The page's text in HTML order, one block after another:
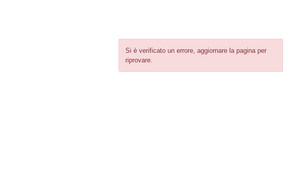
Si è verificato un errore, aggiornare la pagina per
riprovare.